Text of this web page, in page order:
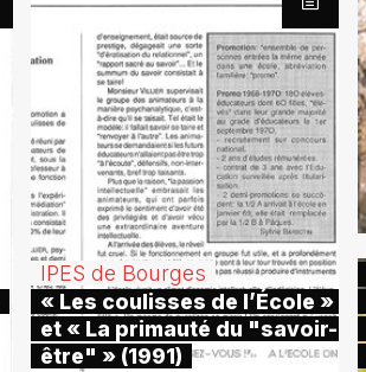
IPES de Bourges
« Les coulisses de l’École »
et « La primauté du "savoir-
être" » (1991)